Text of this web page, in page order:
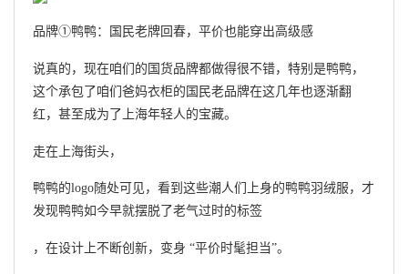
品牌①鸭鸭：国民老牌回春，平价也能穿出高级感
说真的，现在咱们的国货品牌都做得很不错，特别是鸭鸭，
这个承包了咱们爸妈衣柜的国民老品牌在这几年也逐渐翻
红，甚至成为了上海年轻人的宝藏。
走在上海街头，
鸭鸭的logo随处可见，看到这些潮人们上身的鸭鸭羽绒服，才
发现鸭鸭如今早就摆脱了老气过时的标签
，在设计上不断创新，变身 “平价时髦担当”。